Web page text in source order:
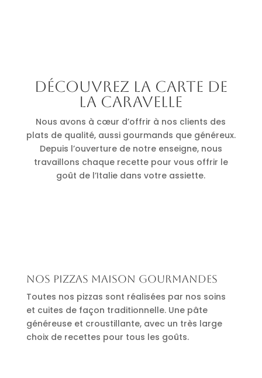
Découvrez la carte de
La Caravelle
Nous avons à cœur d’offrir à nos clients des
plats de qualité, aussi gourmands que généreux.
Depuis l’ouverture de notre enseigne, nous
travaillons chaque recette pour vous offrir le
goût de l’Italie dans votre assiette.
Nos pizzas maison gourmandes
Toutes nos pizzas sont réalisées par nos soins
et cuites de façon traditionnelle. Une pâte
généreuse et croustillante, avec un très large
choix de recettes pour tous les goûts.